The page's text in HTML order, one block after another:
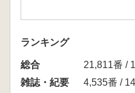
ランキング
総合
21,811番 /
雑誌・紀要
4,535番 /